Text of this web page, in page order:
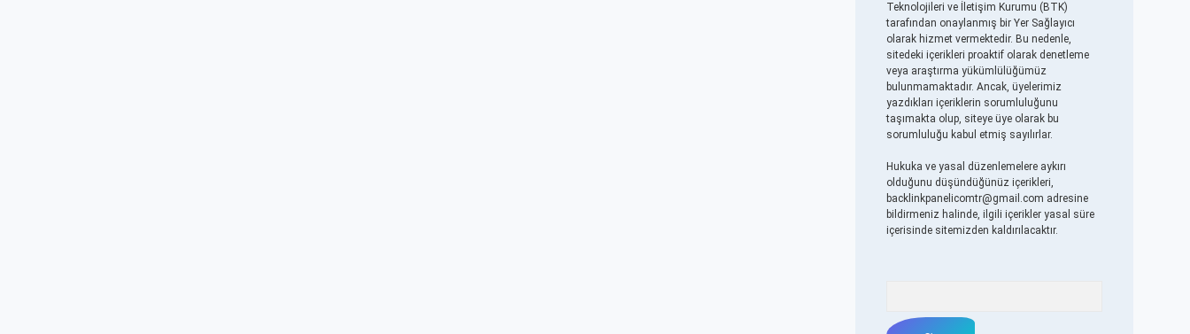
Teknolojileri ve İletişim Kurumu (BTK)
tarafından onaylanmış bir Yer Sağlayıcı
olarak hizmet vermektedir. Bu nedenle,
sitedeki içerikleri proaktif olarak denetleme
veya araştırma yükümlülüğümüz
bulunmamaktadır. Ancak, üyelerimiz
yazdıkları içeriklerin sorumluluğunu
taşımakta olup, siteye üye olarak bu
sorumluluğu kabul etmiş sayılırlar.
Hukuka ve yasal düzenlemelere aykırı
olduğunu düşündüğünüz içerikleri,
backlinkpanelicomtr@gmail.com adresine
bildirmeniz halinde, ilgili içerikler yasal süre
içerisinde sitemizden kaldırılacaktır.